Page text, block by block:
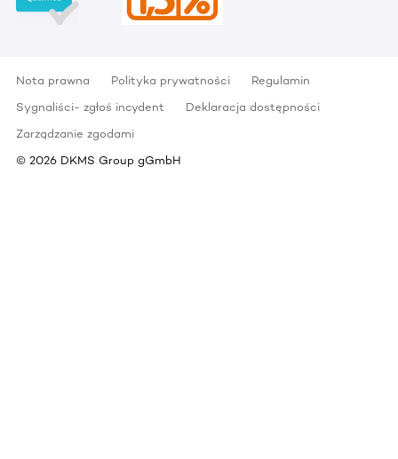
Nota prawna Polityka prywatności
Regulamin
Sygnaliści- zgłoś incydent
Deklaracja dostępności
Zarządzanie zgodami
© 2026 DKMS Group gGmbH